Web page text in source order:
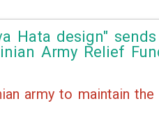
Hata design"
Army Relief
army to maintain the